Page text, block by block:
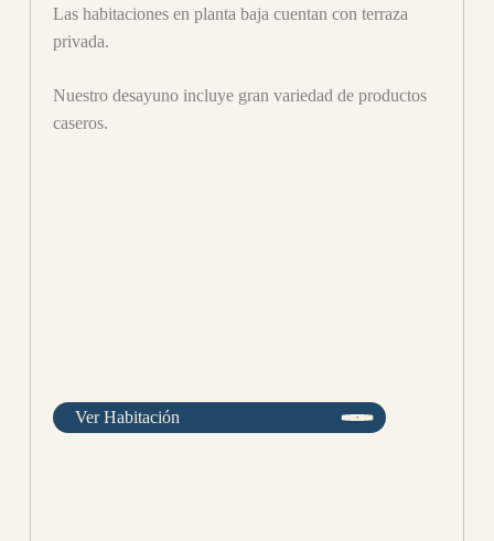
Las habitaciones en planta baja cuentan con terraza
privada.
Nuestro desayuno incluye gran variedad de productos
caseros.
Ver Habitación